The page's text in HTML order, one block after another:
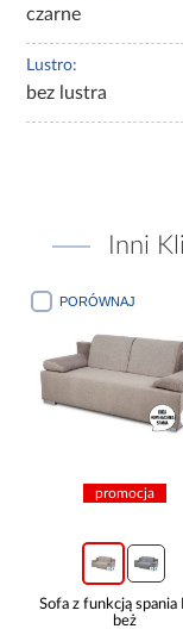
czarne
Lustro:
bez lustra
Inni
PORÓWNAJ
promocja
Sofa z funkcją spania Rubi
beż